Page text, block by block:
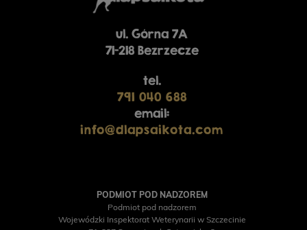
ul. Górna 7A
71-218 Bezrzecze
tel.
791 040 688
email:
info@dlapsaikota.com
PODMIOT POD NADZOREM
Podmiot pod nadzorem
Wojewódzki Inspektorat Weterynarii w Szczecinie